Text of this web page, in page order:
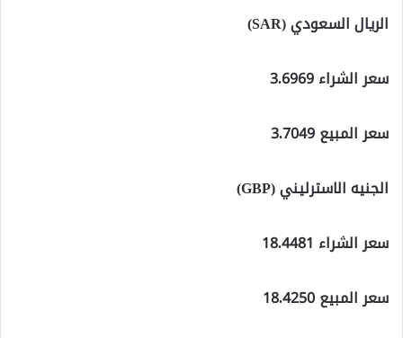
الريال السعودي (SAR)
سعر الشراء 3.6969
سعر المبيع 3.7049
الجنيه الاسترليني (GBP)
سعر الشراء 18.4481
سعر المبيع 18.4250